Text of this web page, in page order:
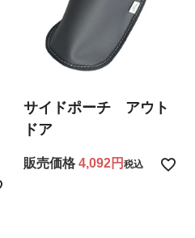
サイドポーチ アウト
ドア
販売価格 4,092 税込